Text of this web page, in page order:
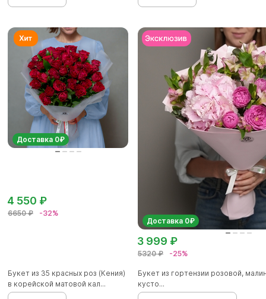
Доставка 0₽
6650 ₽ -32%
4 550 ₽
Букет из 35 красных роз (Кения)
в корейской матовой кал...
Доставка 0₽
5320 ₽ -25%
3 999 ₽
Букет из гортензии розовой,
кусто...